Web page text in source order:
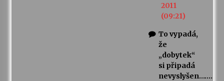
2011
(09:21)
To vypadá,
že
„dobytek“
si připadá
nevyslyšen…….